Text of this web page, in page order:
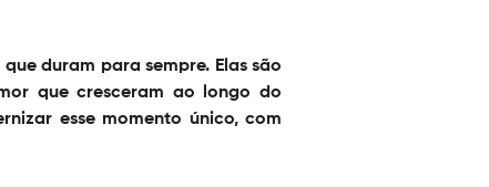
duram para sempre. Elas são
que cresceram ao longo do
esse momento único, com